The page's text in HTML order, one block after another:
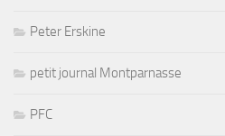
Peter Erskine
petit journal Montparnasse
PFC